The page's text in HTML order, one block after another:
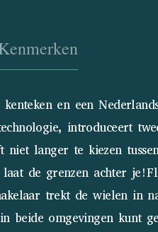
en een
introduceert
langer te kiezen
de grenzen achter
trekt de wielen
beide omgevingen kunt